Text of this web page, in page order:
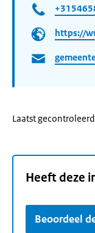
https://
Laatst
Heeft deze
Beoordeel